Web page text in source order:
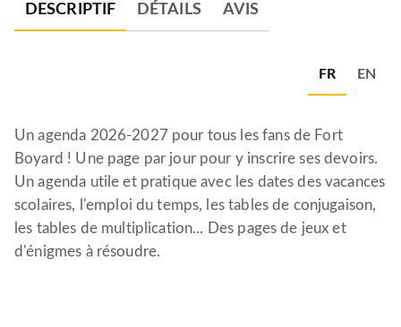
DESCRIPTIF DÉTAILS AVIS
FR EN
Un agenda 2026-2027 pour tous les fans de Fort
Boyard ! Une page par jour pour y inscrire ses devoirs.
Un agenda utile et pratique avec les dates des vacances
scolaires, l'emploi du temps, les tables de conjugaison,
les tables de multiplication... Des pages de jeux et
d'énigmes à résoudre.